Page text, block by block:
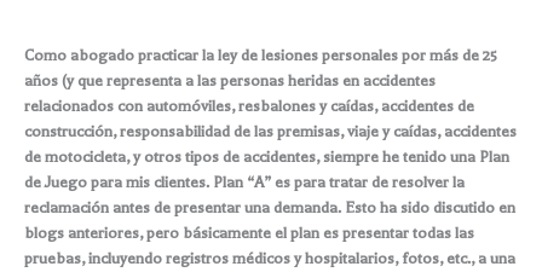
Como abogado practicar la ley de lesiones personales por más de 25
años (y que representa a las personas heridas en accidentes
relacionados con automóviles, resbalones y caídas, accidentes de
construcción, responsabilidad de las premisas, viaje y caídas, accidentes
de motocicleta, y otros tipos de accidentes, siempre he tenido una Plan
de Juego para mis clientes. Plan “A” es para tratar de resolver la
reclamación antes de presentar una demanda. Esto ha sido discutido en
blogs anteriores, pero básicamente el plan es presentar todas las
pruebas, incluyendo registros médicos y hospitalarios, fotos, etc., a una